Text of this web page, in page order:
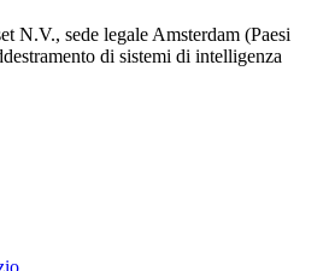
sede legale Amsterdam (Paesi
di sistemi di intelligenza